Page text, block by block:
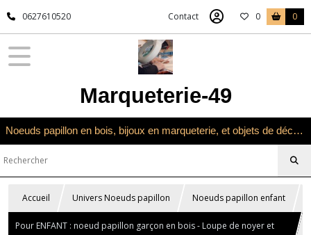
0627610520 Contact 0 0
Marqueterie-49
Noeuds papillon en bois, bijoux en marqueterie, et objets de décoration en marqueterie bois
Accueil Univers Noeuds papillon Noeuds papillon enfant
Pour ENFANT : noeud papillon garçon en bois - Loupe de noyer et